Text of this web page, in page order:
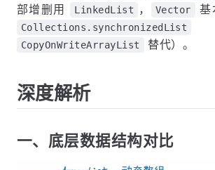
部增删用
LinkedList ， Vector 基
Collections.synchronizedList
CopyOnWriteArrayList 替代）。
深度解析
一、底层数据结构对比